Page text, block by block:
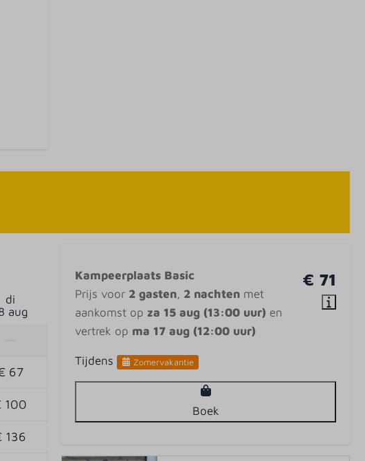
di
aug
67
100
136
€ 71
Kampeerplaats Basic
Prijs voor 2 gasten, 2 nachten met
aankomst op za 15 aug (13:00 uur) en
vertrek op ma 17 aug (12:00 uur)
Tijdens Zomervakantie
Boek